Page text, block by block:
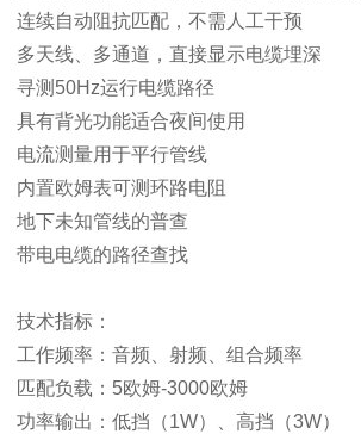
连续自动阻抗匹配，不需人工干预
多天线、多通道，直接显示电缆埋深
寻测50Hz运行电缆路径
具有背光功能适合夜间使用
电流测量用于平行管线
内置欧姆表可测环路电阻
地下未知管线的普查
带电电缆的路径查找
技术指标：
工作频率：音频、射频、组合频率
匹配负载：5欧姆-3000欧姆
功率输出：低挡（1W）、高挡（3W）